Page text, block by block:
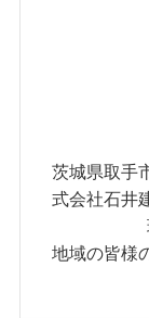
茨城県取手
式会社石井
地域の皆様